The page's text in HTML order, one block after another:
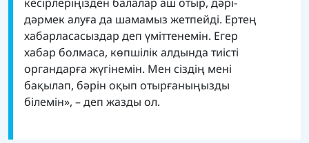
дәрмек алуға да шамамыз жетпейді. Ертең
хабарласасыздар деп үміттенемін. Егер
хабар болмаса, көпшілік алдында тиісті
органдарға жүгінемін. Мен сіздің мені
бақылап, бәрін оқып отырғаныңызды
білемін», – деп жазды ол.